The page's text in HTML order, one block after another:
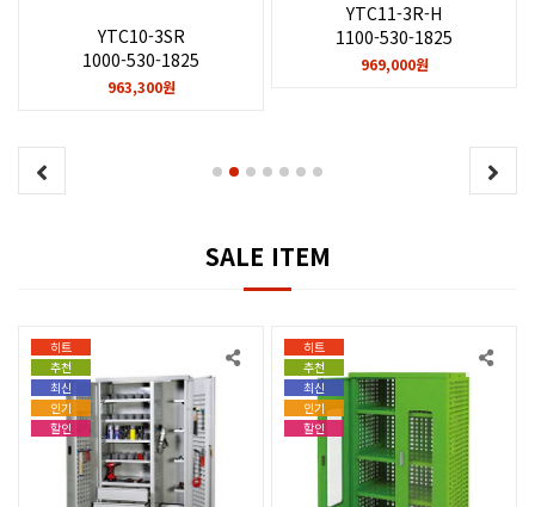
YTC10-3SR
1000-530-1825
963,300원
YTC11-3R-H
1100-530-1825
969,000원
SALE ITEM
히트
추천
최신
인기
할인
히트
추천
최신
인기
할인